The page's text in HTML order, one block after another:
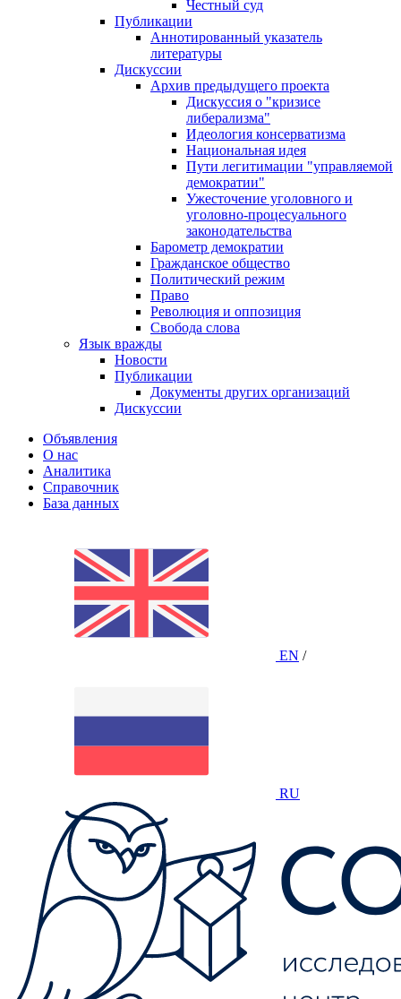
Честный суд
Публикации
Аннотированный указатель
литературы
Дискуссии
Архив предыдущего проекта
Дискуссия о "кризисе
либерализма"
Идеология консерватизма
Национальная идея
Пути легитимации "управляемой
демократии"
Ужесточение уголовного и
уголовно-процесуального
законодательства
Барометр демократии
Гражданское общество
Политический режим
Право
Революция и оппозиция
Свобода слова
Язык вражды
Новости
Публикации
Документы других организаций
Дискуссии
Объявления
О нас
Аналитика
Справочник
База данных
EN /
RU